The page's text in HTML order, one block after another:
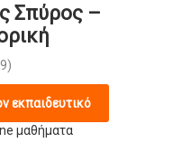
Σπύρος –
εκπαιδευτικό
μαθήματα